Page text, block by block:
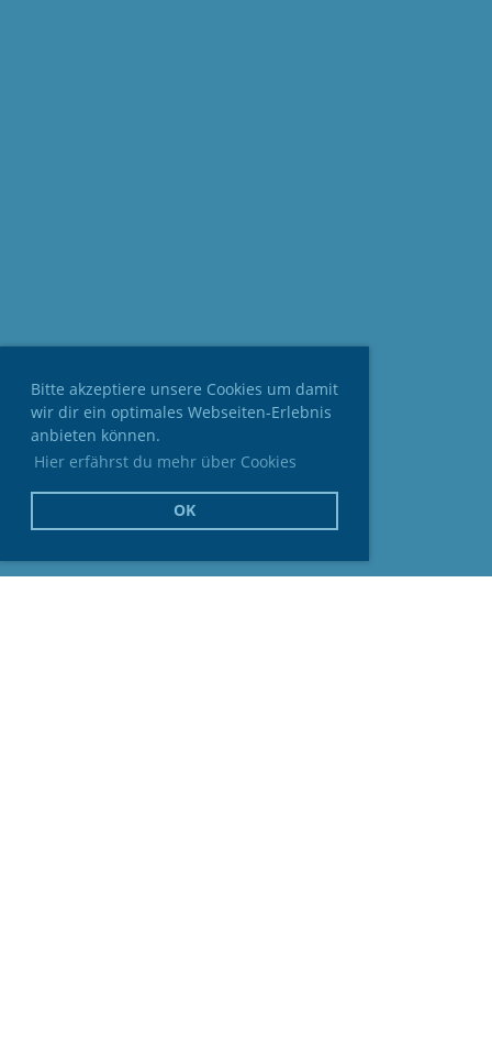
Bitte akzeptiere unsere Cookies um damit
wir dir ein optimales Webseiten-Erlebnis
anbieten können.
Hier erfährst du mehr über Cookies
OK